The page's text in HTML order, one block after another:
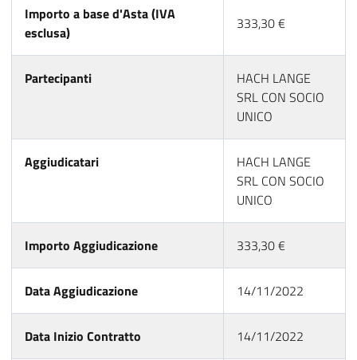
Importo a base d'Asta (IVA
esclusa)
333,30 €
Partecipanti
HACH LANGE
SRL CON SOCIO
UNICO
Aggiudicatari
HACH LANGE
SRL CON SOCIO
UNICO
Importo Aggiudicazione 333,30 €
Data Aggiudicazione 14/11/2022
Data Inizio Contratto 14/11/2022